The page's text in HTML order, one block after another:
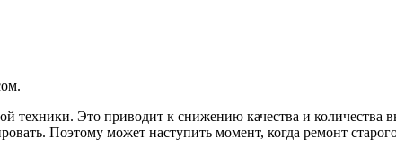
техники. Это приводит к снижению качества и количества
Поэтому может наступить момент, когда ремонт